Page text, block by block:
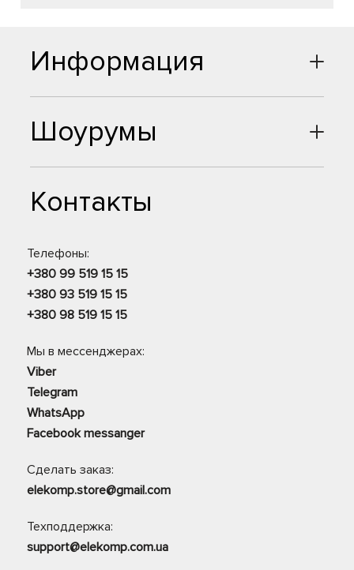
Шоурумы
Контакты
Телефоны:
+380 99 519 15 15
+380 93 519 15 15
+380 98 519 15 15
Мы в мессенджерах:
Viber
Telegram
WhatsApp
Facebook messanger
Сделать заказ:
elekomp.store@gmail.com
Техподдержка:
support@elekomp.com.ua
Информация